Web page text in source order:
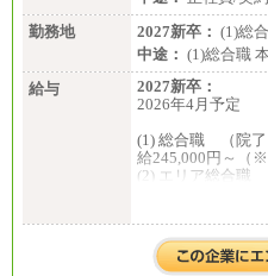
勤務地
2027新卒： (1)総
中途： (1)総合職
給与
2027新卒：
2026年4月予定
(1) 総合職 （院了
給245,000円～（
(2) エリア総合職
(3) アシスタント
※１ 試用期間６
はございません）
※２ 勤務地に